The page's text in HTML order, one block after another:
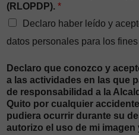
(RLOPDP). *
Declaro haber leído y
datos personales para los
Declaro que conozco y
a las actividades en las que
de responsabilidad a la
Quito por cualquier
pudiera ocurrir durante su
autorizo el uso de mi imagen